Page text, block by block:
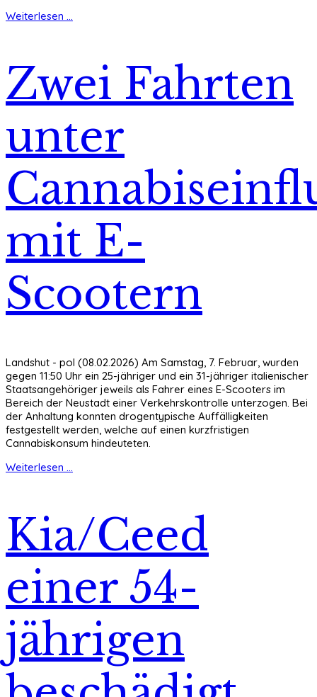
Weiterlesen ...
Zwei Fahrten
unter
mit E-
Scootern
Landshut - pol (08.02.2026) Am Samstag, 7. Februar, wurden
gegen 11:50 Uhr ein 25-jähriger und ein 31-jähriger italienischer
Staatsangehöriger jeweils als Fahrer eines E-Scooters im
Bereich der Neustadt einer Verkehrskontrolle unterzogen. Bei
der Anhaltung konnten drogentypische Auffälligkeiten
festgestellt werden, welche auf einen kurzfristigen
Cannabiskonsum hindeuteten.
Weiterlesen ...
Kia/Ceed
einer 54-
jährigen